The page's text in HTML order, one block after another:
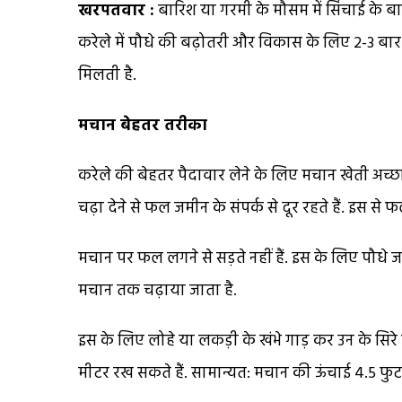
खरपतवार :बारिश या गरमी के मौसम में सिंचाई के
करेले में पौधे की बढ़ोतरी और विकास के लिए 2-3 बार
मिलती है.
मचान बेहतर तरीका
करेले की बेहतर पैदावार लेने के लिए मचान खेती
चढ़ा देने से फल जमीन के संपर्क से दूर रहते हैं. इस से
मचान पर फल लगने से सड़ते नहीं हैं. इस के लिए पौधे
मचान तक चढ़ाया जाता है.
इस के लिए लोहे या लकड़ी के खंभे गाड़ कर उन के सिरे
मीटर रख सकते हैं. सामान्यत: मचान की ऊंचाई 4.5